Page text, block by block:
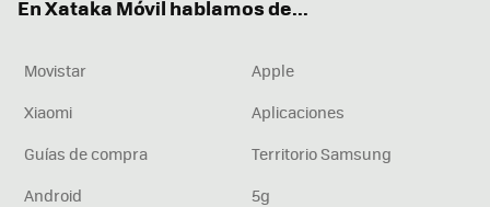
En Xataka Móvil hablamos de...
Movistar
Apple
Xiaomi
Aplicaciones
Guías de compra
Territorio Samsung
Android
5g